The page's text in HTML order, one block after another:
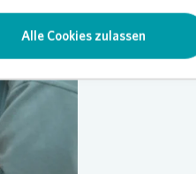
Alle Cookies zulassen